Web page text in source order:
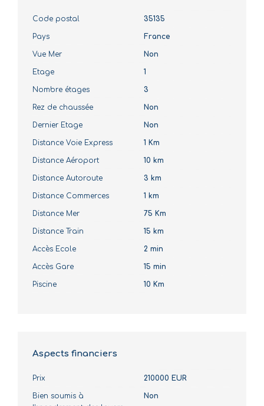
Code postal 35135
Pays France
Vue Mer Non
Etage 1
Nombre étages 3
Rez de chaussée Non
Dernier Etage Non
Distance Voie Express 1 Km
Distance Aéroport 10 km
Distance Autoroute 3 km
Distance Commerces 1 km
Distance Mer 75 Km
Distance Train 15 km
Accès Ecole 2 min
Accès Gare 15 min
Piscine 10 Km
Aspects financiers
Prix 210000 EUR
Bien soumis à
Non